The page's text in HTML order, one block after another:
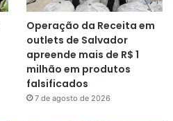
Operação da Receita em
outlets de Salvador
apreende mais de R$ 1
milhão em produtos
falsificados
7 de agosto de 2026